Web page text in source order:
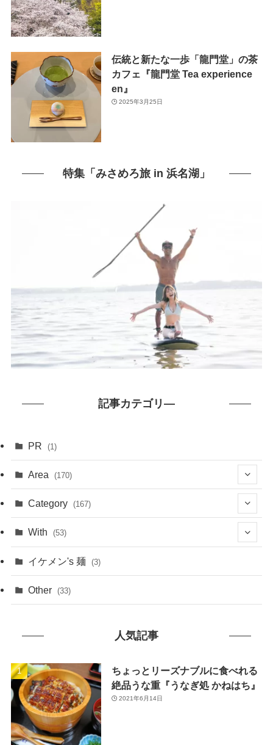
伝統と新たな一歩「龍門堂」の茶
カフェ『龍門堂 Tea experience
en』
2025年3月25日
特集「みさめろ旅 in 浜名湖」
記事カテゴリ―
PR (1)
Area (170)
(1)
(38)
(1)
(3)
(26)
Category (167)
(114)
With (53)
(15)
(43)
(49)
イケメン's 麺 (3)
Other (33)
人気記事
ちょっとリーズナブルに食べれる
絶品うな重『うなぎ処 かねはち』
2021年6月14日